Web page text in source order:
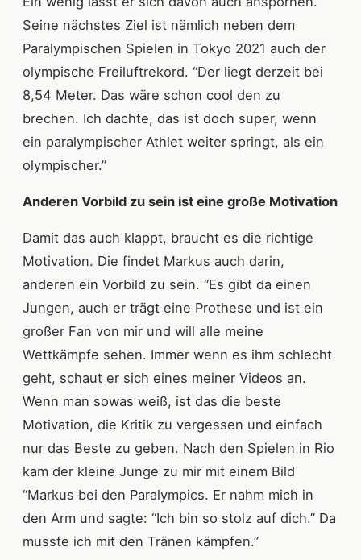
Seine nächstes Ziel ist nämlich neben dem
Paralympischen Spielen in Tokyo 2021 auch der
olympische Freiluftrekord. “Der liegt derzeit bei
8,54 Meter. Das wäre schon cool den zu
brechen. Ich dachte, das ist doch super, wenn
ein paralympischer Athlet weiter springt, als ein
olympischer.”
Anderen Vorbild zu sein ist eine große Motivation
Damit das auch klappt, braucht es die richtige
Motivation. Die findet Markus auch darin,
anderen ein Vorbild zu sein. “Es gibt da einen
Jungen, auch er trägt eine Prothese und ist ein
großer Fan von mir und will alle meine
Wettkämpfe sehen. Immer wenn es ihm schlecht
geht, schaut er sich eines meiner Videos an.
Wenn man sowas weiß, ist das die beste
Motivation, die Kritik zu vergessen und einfach
nur das Beste zu geben. Nach den Spielen in Rio
kam der kleine Junge zu mir mit einem Bild
“Markus bei den Paralympics. Er nahm mich in
den Arm und sagte: “Ich bin so stolz auf dich.” Da
musste ich mit den Tränen kämpfen.”